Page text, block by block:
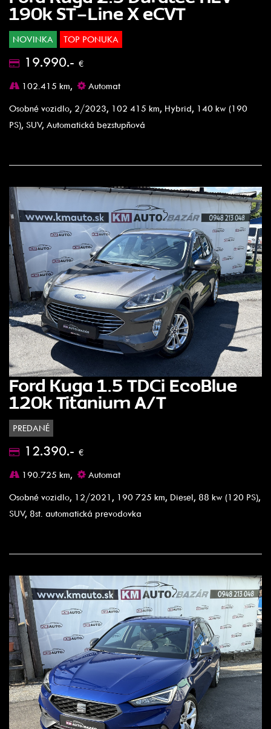
190k ST-Line X eCVT
NOVINKA TOP PONUKA
19.990.- €
102.415 km,
Automat
Osobné vozidlo, 2/2023, 102 415 km, Hybrid, 140 kw (190
PS), SUV, Automatická bezstupňová
Ford Kuga 1.5 TDCi EcoBlue
120k Titanium A/T
PREDANÉ
12.390.- €
190.725 km,
Automat
Osobné vozidlo, 12/2021, 190 725 km, Diesel, 88 kw (120 PS),
SUV, 8st. automatická prevodovka